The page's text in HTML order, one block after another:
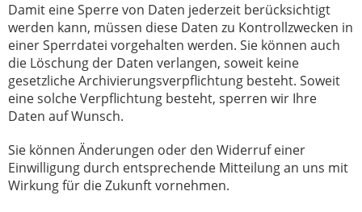
Damit eine Sperre von Daten jederzeit berücksichtigt
werden kann, müssen diese Daten zu Kontrollzwecken in
einer Sperrdatei vorgehalten werden. Sie können auch
die Löschung der Daten verlangen, soweit keine
gesetzliche Archivierungsverpflichtung besteht. Soweit
eine solche Verpflichtung besteht, sperren wir Ihre
Daten auf Wunsch.
Sie können Änderungen oder den Widerruf einer
Einwilligung durch entsprechende Mitteilung an uns mit
Wirkung für die Zukunft vornehmen.